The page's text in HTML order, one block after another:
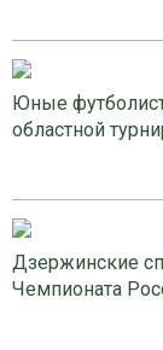
Юные
областной
Дзержинские
Чемпионата